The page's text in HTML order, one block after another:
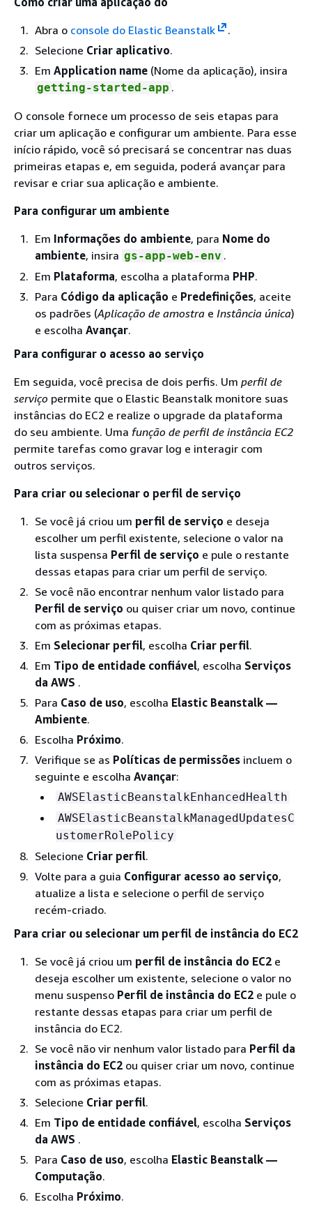
Abra o console do Elastic Beanstalk
.
Selecione Criar aplicativo.
Em Application name (Nome da aplicação), insira
getting-started-app .
O console fornece um processo de seis etapas para
criar um aplicação e configurar um ambiente. Para esse
início rápido, você só precisará se concentrar nas duas
primeiras etapas e, em seguida, poderá avançar para
revisar e criar sua aplicação e ambiente.
Para configurar um ambiente
Em Informações do ambiente, para Nome do
ambiente, insira gs-app-web-env .
Em Plataforma, escolha a plataforma PHP.
Para Código da aplicação e Predefinições, aceite
os padrões (Aplicação de amostra e Instância única)
e escolha Avançar.
Para configurar o acesso ao serviço
Em seguida, você precisa de dois perfis. Um perfil de
serviço permite que o Elastic Beanstalk monitore suas
instâncias do EC2 e realize o upgrade da plataforma
do seu ambiente. Uma função de perfil de instância EC2
permite tarefas como gravar log e interagir com
outros serviços.
Para criar ou selecionar o perfil de serviço
Se você já criou um perfil de serviço e deseja
escolher um perfil existente, selecione o valor na
lista suspensa Perfil de serviço e pule o restante
dessas etapas para criar um perfil de serviço.
Se você não encontrar nenhum valor listado para
Perfil de serviço ou quiser criar um novo, continue
com as próximas etapas.
Em Selecionar perfil, escolha Criar perfil.
Em Tipo de entidade confiável, escolha Serviços
da AWS .
Para Caso de uso, escolha Elastic Beanstalk —
Ambiente.
Escolha Próximo.
Verifique se as Políticas de permissões incluem o
seguinte e escolha Avançar:
AWSElasticBeanstalkEnhancedHealth
AWSElasticBeanstalkManagedUpdatesC
ustomerRolePolicy
Selecione Criar perfil.
Volte para a guia Configurar acesso ao serviço,
atualize a lista e selecione o perfil de serviço
recém-criado.
Para criar ou selecionar um perfil de instância do EC2
Se você já criou um perfil de instância do EC2 e
deseja escolher um existente, selecione o valor no
menu suspenso Perfil de instância do EC2 e pule o
restante dessas etapas para criar um perfil de
instância do EC2.
Se você não vir nenhum valor listado para Perfil da
instância do EC2 ou quiser criar um novo, continue
com as próximas etapas.
Selecione Criar perfil.
Em Tipo de entidade confiável, escolha Serviços
da AWS .
Para Caso de uso, escolha Elastic Beanstalk —
Computação.
Escolha Próximo.